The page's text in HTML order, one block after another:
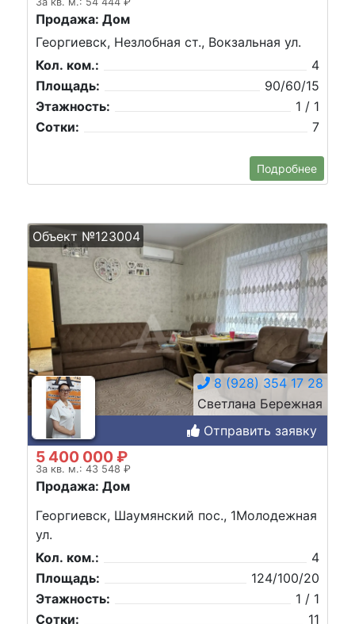
Продажа: Дом
Георгиевск, Незлобная ст., Вокзальная ул.
Кол. ком.:
4
Площадь:
90/60/15
Этажность:
1 / 1
Сотки:
7
Подробнее
Объект №123004
8 (928) 354 17 28
Светлана Бережная
Отправить заявку
5 400 000 ₽
За кв. м.: 43 548 ₽
Продажа: Дом
Георгиевск, Шаумянский пос., 1Молодежная
ул.
Кол. ком.:
4
Площадь:
124/100/20
Этажность:
1 / 1
Сотки:
11